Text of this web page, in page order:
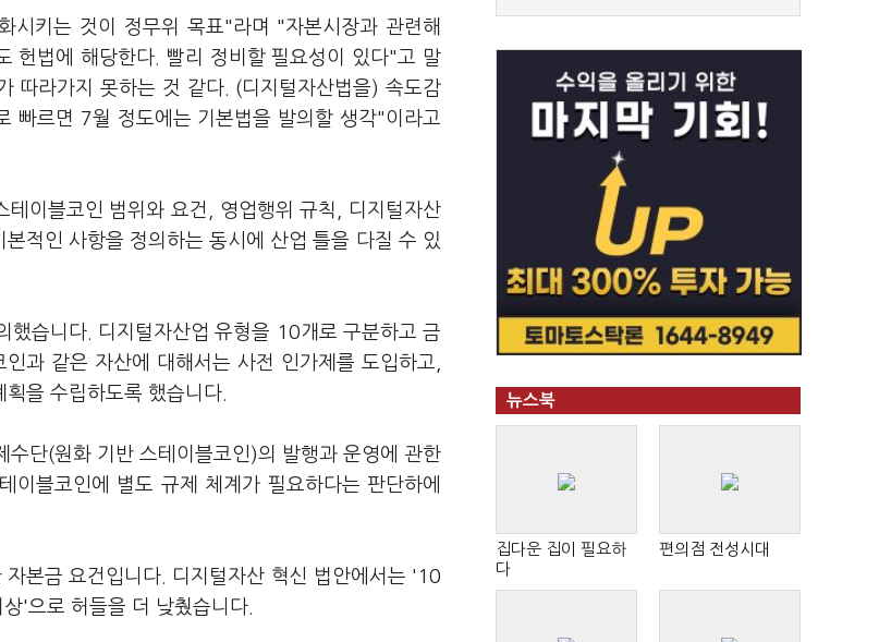
시키는 것이 정무위 목표"라며 "자본시장과 관련해
헌법에 해당한다. 빨리 정비할 필요성이 있다"고 말
따라가지 못하는 것 같다. (디지털자산법을) 속도감
빠르면 7월 정도에는 기본법을 발의할 생각"이라고
이블코인 범위와 요건, 영업행위 규칙, 디지털자산
적인 사항을 정의하는 동시에 산업 틀을 다질 수 있
습니다. 디지털자산업 유형을 10개로 구분하고 금
과 같은 자산에 대해서는 사전 인가제를 도입하고,
을 수립하도록 했습니다.
단(원화 기반 스테이블코인)의 발행과 운영에 관한
블코인에 별도 규제 체계가 필요하다는 판단하에
본금 요건입니다. 디지털자산 혁신 법안에서는 '10
'으로 허들을 더 낮췄습니다.
뉴스북
집다운 집이 필요하
다
편의점 전성시대